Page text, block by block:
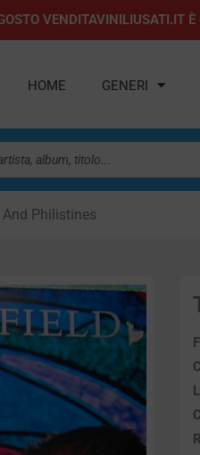
VENDITAVINILIUSATI.IT
HOME GENERI
Philistines